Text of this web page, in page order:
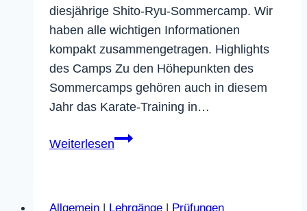
diesjährige Shito-Ryu-Sommercamp. Wir
haben alle wichtigen Informationen
kompakt zusammengetragen. Highlights
des Camps Zu den Höhepunkten des
Sommercamps gehören auch in diesem
Jahr das Karate-Training in…
WeiterlesenAlle
Allgemein Lehrgänge Prüfungen